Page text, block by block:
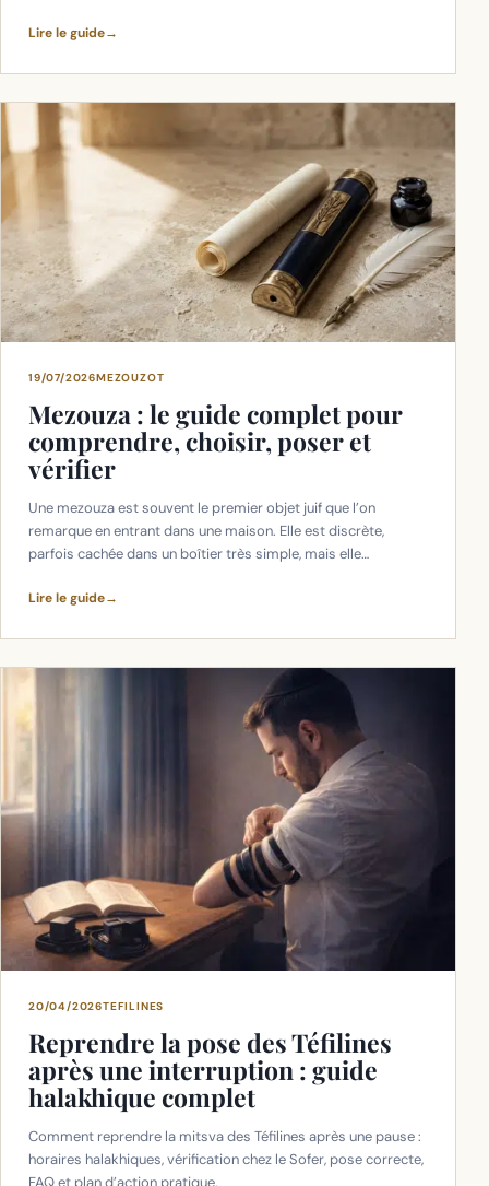
Lire le guide→
19/07/2026MEZOUZOT
Mezouza : le guide complet pour
comprendre, choisir, poser et
vérifier
Une mezouza est souvent le premier objet juif que l’on
remarque en entrant dans une maison. Elle est discrète,
parfois cachée dans un boîtier très simple, mais elle…
Lire le guide→
20/04/2026TEFILINES
Reprendre la pose des Téfilines
après une interruption : guide
halakhique complet
Comment reprendre la mitsva des Téfilines après une pause :
horaires halakhiques, vérification chez le Sofer, pose correcte,
FAQ et plan d’action pratique.